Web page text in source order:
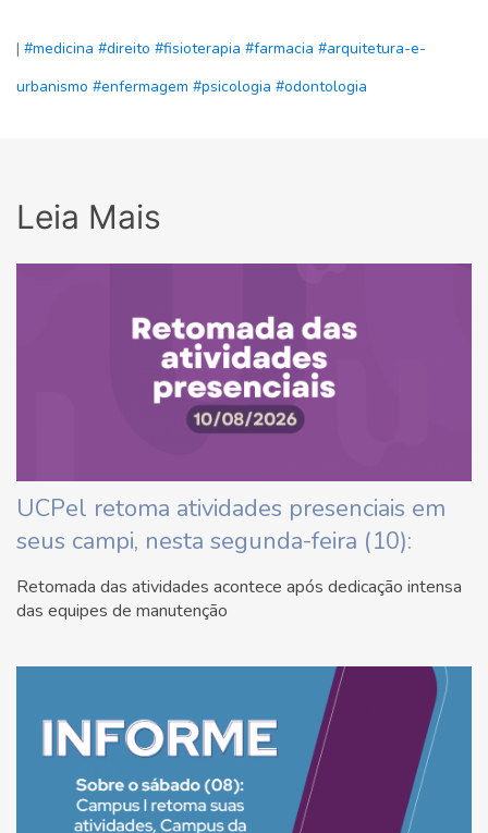
| #medicina #direito #fisioterapia #farmacia #arquitetura-e-
urbanismo #enfermagem #psicologia #odontologia
Leia Mais
UCPel retoma atividades presenciais em
seus campi, nesta segunda-feira (10):
Retomada das atividades acontece após dedicação intensa
das equipes de manutenção